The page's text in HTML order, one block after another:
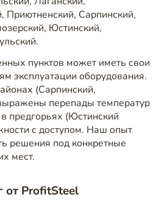
Приютненский, Сарпинский,
Юстинский,
пунктов может иметь свои
эксплуатации оборудования.
(Сарпинский,
перепады температур
предгорьях (Юстинский
с доступом. Наш опыт
решения под конкретные
мест.
от ProfitSteel